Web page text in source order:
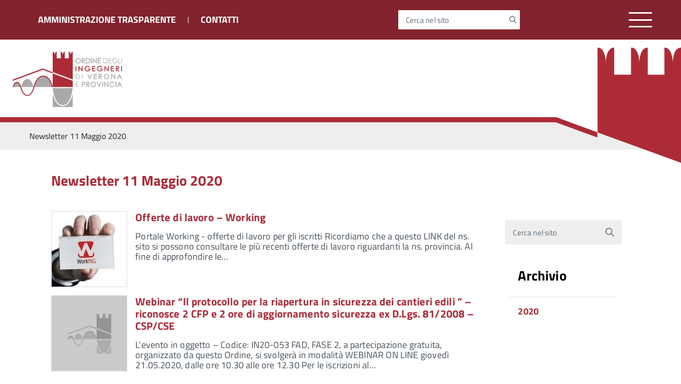
AMMINISTRAZIONE TRASPARENTE CONTATTI Cerca nel sito
Newsletter 11 Maggio 2020
Newsletter 11 Maggio 2020
Offerte di lavoro – Working
Portale Working - offerte di lavoro per gli iscritti Ricordiamo che a questo LINK del ns.
sito si possono consultare le più recenti offerte di lavoro riguardanti la ns. provincia. Al
fine di approfondire le…
Webinar “Il protocollo per la riapertura in sicurezza dei cantieri edili ” –
riconosce 2 CFP e 2 ore di aggiornamento sicurezza ex D.Lgs. 81/2008 –
CSP/CSE
L'evento in oggetto – Codice: IN20-053 FAD, FASE 2, a partecipazione gratuita,
organizzato da questo Ordine, si svolgerà in modalità WEBINAR ON LINE giovedì
21.05.2020, dalle ore 10.30 alle ore 12.30 Per le iscrizioni al…
Cerca nel sito
Archivio
2020